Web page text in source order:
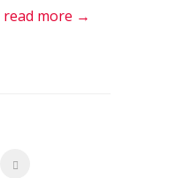
read more →